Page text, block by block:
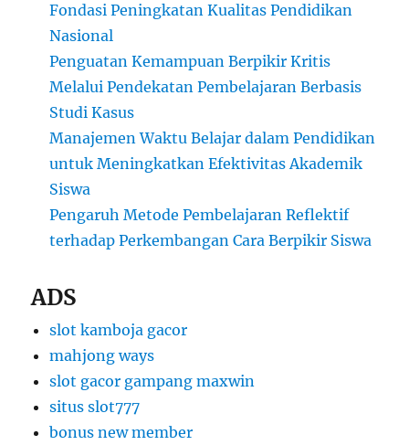
Fondasi Peningkatan Kualitas Pendidikan
Nasional
Penguatan Kemampuan Berpikir Kritis
Melalui Pendekatan Pembelajaran Berbasis
Studi Kasus
Manajemen Waktu Belajar dalam Pendidikan
untuk Meningkatkan Efektivitas Akademik
Siswa
Pengaruh Metode Pembelajaran Reflektif
terhadap Perkembangan Cara Berpikir Siswa
ADS
slot kamboja gacor
mahjong ways
slot gacor gampang maxwin
situs slot777
bonus new member